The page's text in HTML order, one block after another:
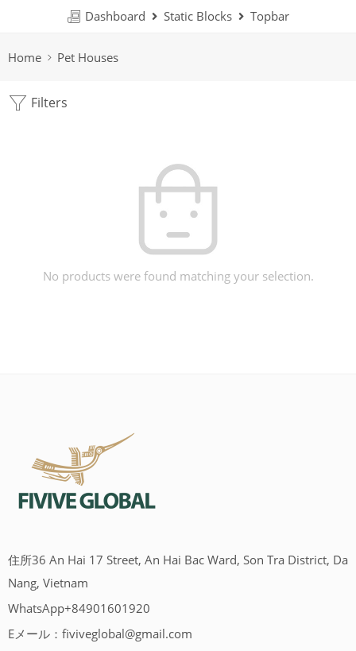
Dashboard Static Blocks Topbar
Home Pet Houses
Filters
No products were found matching your selection.
住所36 An Hai 17 Street, An Hai Bac Ward, Son Tra District, Da
Nang, Vietnam
WhatsApp+84901601920
Eメール： fiviveglobal@gmail.com